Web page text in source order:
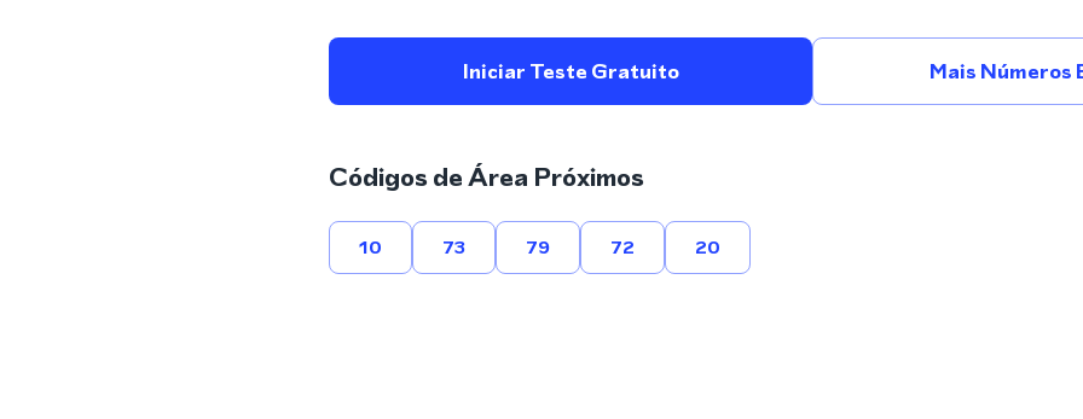
Iniciar Teste Gratuito Mais Números
Códigos de Área Próximos
10 73 79 72 20